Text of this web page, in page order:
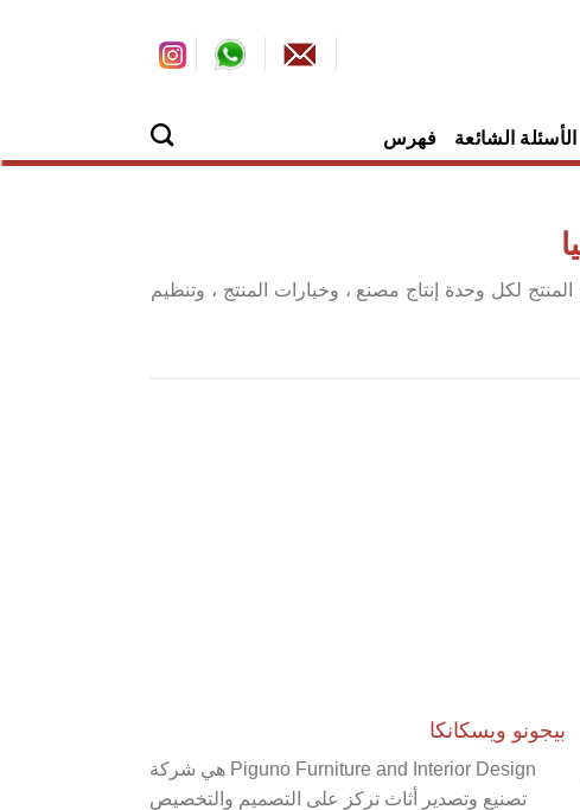
الأسئلة الشائعة فهرس
لكل وحدة إنتاج مصنع ، وخيارات المنتج ، وتنظيم
بيجونو ويسكانكا
Piguno Furniture and Interior Design هي شركة
تصنيع وتصدير أثاث تركز على التصميم والتخصيص